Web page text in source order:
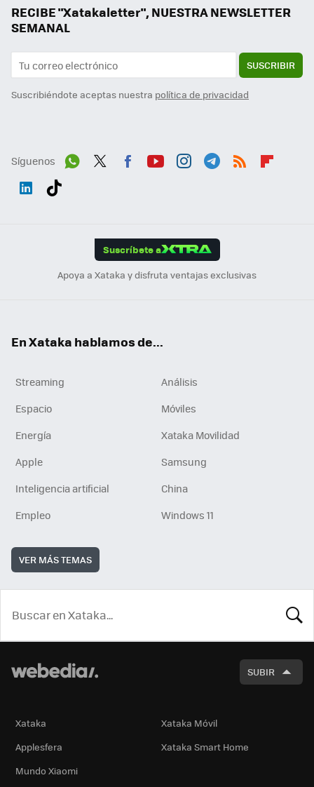
RECIBE "Xatakaletter", NUESTRA NEWSLETTER
SEMANAL
SUSCRIBIR
Suscribiéndote aceptas nuestra política de privacidad
Síguenos
Suscríbete a
Apoya a Xataka y disfruta ventajas exclusivas
En Xataka hablamos de...
Streaming
Análisis
Espacio
Móviles
Energía
Xataka Movilidad
Apple
Samsung
Inteligencia artificial
China
Empleo
Windows 11
VER MÁS TEMAS
SUBIR
Xataka
Xataka Móvil
Applesfera
Xataka Smart Home
Mundo Xiaomi